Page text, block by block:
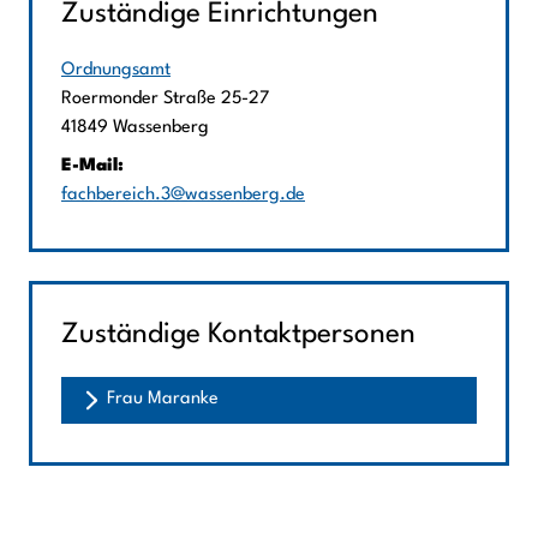
Zuständige Einrichtungen
Ordnungsamt
Straße:
Roermonder Straße Hausnummer:
25-27
PLZ:
41849 Ort:
Wassenberg
E-Mail:
fachbereich.3@wassenberg.de
Zuständige Kontaktpersonen
Frau Maranke